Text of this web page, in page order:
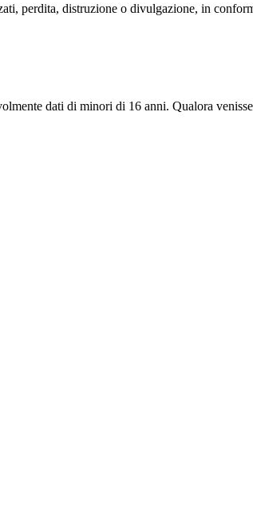
perdita, distruzione o divulgazione, in
dati di minori di 16 anni. Qualora